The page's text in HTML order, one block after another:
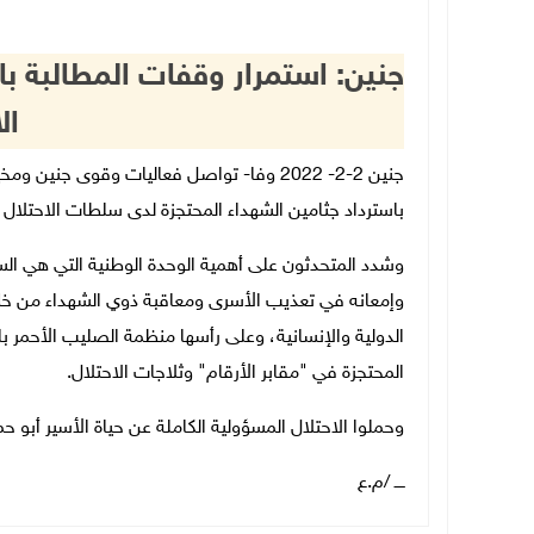
جنين: استمرار وقفات المطالبة
جنين 2-2- 2022 وفا- تواصل فعاليات وقوى
باسترداد جثامين الشهداء المحتجزة لدى سلطات
وشدد المتحدثون على أهمية الوحدة الوطنية التي هي
وإمعانه في تعذيب الأسرى ومعاقبة ذوي الشهداء من
الدولية والإنسانية، وعلى رأسها منظمة الصليب
المحتجزة في "مقابر الأرقام" وثلاجات الاحتلال.
وحملوا الاحتلال المسؤولية الكاملة عن حياة الأسير
ــــ /م.ع